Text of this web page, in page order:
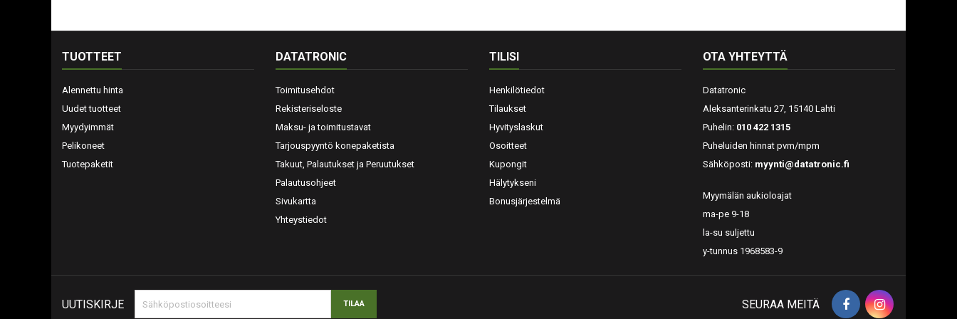
TUOTTEET
Alennettu hinta
Uudet tuotteet
Myydyimmät
Pelikoneet
Tuotepaketit
DATATRONIC
Toimitusehdot
Rekisteriseloste
Maksu- ja toimitustavat
Tarjouspyyntö konepaketista
Takuut, Palautukset ja Peruutukset
Palautusohjeet
Sivukartta
Yhteystiedot
TILISI
Henkilötiedot
Tilaukset
Hyvityslaskut
Osoitteet
Kupongit
Hälytykseni
Bonusjärjestelmä
OTA YHTEYTTÄ
Datatronic
Aleksanterinkatu 27, 15140 Lahti
Puhelin: 010 422 1315
Puheluiden hinnat pvm/mpm
Sähköposti: myynti@datatronic.fi
Myymälän aukioloajat
ma-pe 9-18
la-su suljettu
y-tunnus 1968583-9
UUTISKIRJE SEURAA MEITÄ